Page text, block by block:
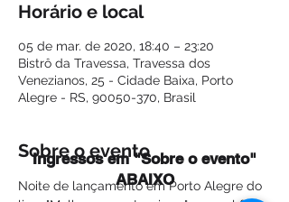
Horário e local
05 de mar. de 2020, 18:40 – 23:20
Bistrô da Travessa, Travessa dos
Venezianos, 25 - Cidade Baixa, Porto
Alegre - RS, 90050-370, Brasil
Sobre o evento
Noite de lançamento em Porto Alegre do
Ingressos em "Sobre o evento"
ABAIXO